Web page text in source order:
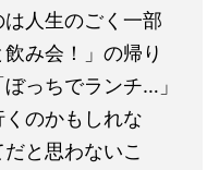
人生のごく一部
み会！」の帰り
っちでランチ…」
のかもしれな
と思わないこ